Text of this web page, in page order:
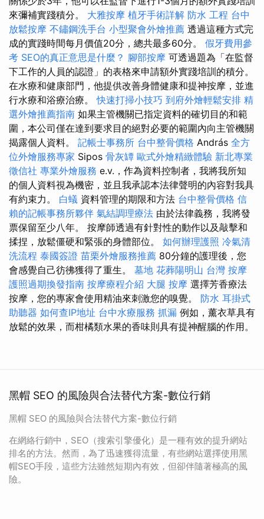
來彌補實踐積分。 大雅按摩 植牙手術詳解 防水 工程 台中
放鬆按摩 不鏽鋼洗手台 小型聚會外燴推薦 透過這種方式完
成的實踐時間每月價值20分，總共最多60分。 假牙費用參
考 SEO的真正意思是什麼？ 腳部按摩 可透過題為「在監督
下工作的人員的認證」的表格來申請額外實踐培訓的積分。
在水療和健康部門，他提供改善身體健康和提神按摩，並進
行水療和浴療治療。快速打掃小技巧 到府外燴輕鬆安排 精
選外燴推薦指南 如果主管機關已指定資料的確切目的和範
圍，本公司僅在達到要求目的絕對必要的範圍內向主管機關
揭露個人資料。 記帳士事務所 台中整骨價格 András 全方
位外燴服務專家 Sipos 骨灰罈 歐式外燴精緻體驗 新北專業
徵信社 專業外燴服務 e.v.，作為資料控制者，我將我所知
的個人資料視為機密，並且我承認本法律聲明的內容對我具
有約束力。 白蟻 資料管理的期限和方法 台中整骨價格 信
賴的記帳事務所夥伴 氣結調理療法 由於法律義務，我將發
票保留至少八年。 按摩師透過有針對性的動作以及敲擊和
揉捏，放鬆僵硬和緊張的身體部位。 如何辦理護照 冷氣清
洗流程 泰國簽證 苗栗外燴服務推薦 80分鐘的護理後，您
會感覺自己彷彿獲得了重生。 墓地 花葬陽明山 台灣 按摩
護照過期換發指南 按摩療程介紹 大腿 按摩 選擇芳香療法
按摩，您的專家會使用精油來刺激您的嗅覺。 防水 耳掛式
助聽器 如何查IP地址 台中水療服務 抓漏 例如，薰衣草具有
放鬆的效果，而柑橘類水果的香味則具有提神醒腦的作用。
黑帽 SEO 的風險與合法替代方案-數位行銷
黑帽 SEO 的風險與合法替代方案-數位行銷
在網絡行銷中，SEO（搜索引擎優化）是一種有效的提升網站
排名的方法。然而，為了迅速獲得流量，有些網站選擇使用黑
帽SEO手段，這些方法雖然短期內有效，但卻伴隨著極高的風
險。